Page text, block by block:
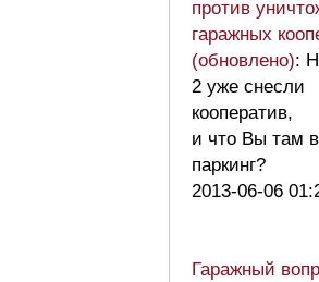
против
гаражных
(обновлено):
2 уже снесли
кооператив,
и что Вы там
паркинг?
2013-06-06
Гаражный